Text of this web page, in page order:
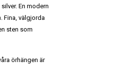
En modern
Fina, välgjorda
sten som
örhängen är